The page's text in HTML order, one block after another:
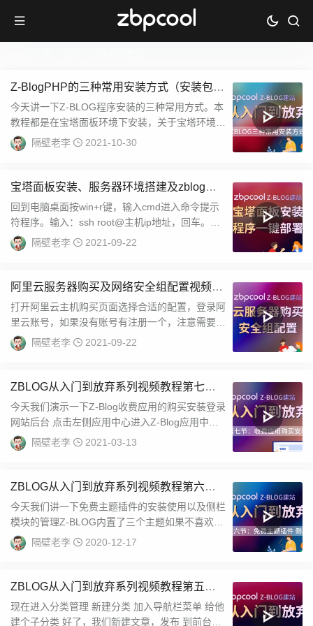
Z-BlogPHP的三种常用安装方式（安装包/
在线安装/宝塔一键部署）视频教程
今天讲一下Z-BLOG程序安装的三种常用方式。本
教程都是在宝塔面板环境下安装，关于宝塔环境的
安装，可以查看本站其他相关教程。打开z-bl...
隔壁老李 2021-10-30
宝塔面板安装、服务器环境搭建及zblog一
键部署视频教程
回到电脑桌面按win+r键，输入cmd进入命令提示
符程序。输入：ssh root@主机ip地址，回车。输
入yes回车输入主机root密码...
隔壁老李 2021-09-22
阿里云服务器购买及网络安全组配置视频教
程
打开阿里云主机购买页面选择合适的配置，登录阿
里云账号，如果没有账号有注册一个，注意需要实
名认证才可以购买。因为我的帐号已经购买过了，
所以...
隔壁老李 2021-09-22
ZBLOG从入门到放弃系列视频教程第七集
收费应用的购买与安装
今天我们演示一下Z-Blog收费应用的购买安装登录
网站后台 点击左侧应用中心进入Z-Blog应用中心
应用中心是未登录状态点击登录应用商城...
隔壁老李 2021-03-13
ZBLOG从入门到放弃系列视频教程第六集
免费主题插件的安装设置及侧栏模块的管理
今天我们讲一下免费主题插件的安装使用以及侧栏
模块的管理Z-BLOG内置了三个主题如果不喜欢这
几个主题我们可以使用其他主题ZB提供了应用
中...
隔壁老李 2020-12-17
ZBLOG从入门到放弃系列视频教程第五集
创建分类 发布文章 导航栏设置
现在进入分类管理 新建分类 加入导航栏菜单 给他
建个子分类 好了，我们新建文章，发布 到前台看